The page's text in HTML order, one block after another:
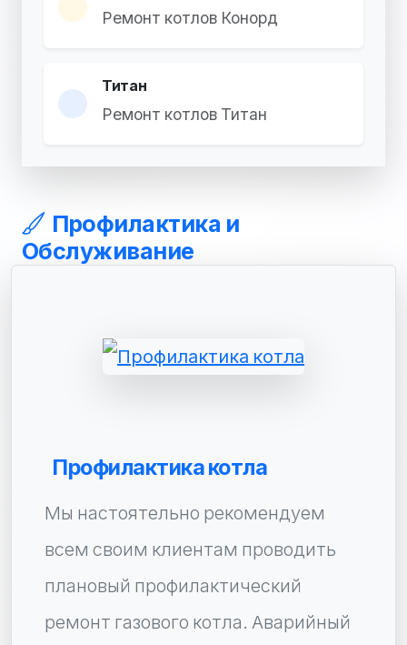
Ремонт котлов Конорд
Титан
Ремонт котлов Титан
Профилактика и
Обслуживание
Профилактика котла
Мы настоятельно рекомендуем
всем своим клиентам проводить
плановый профилактический
ремонт газового котла. Аварийный